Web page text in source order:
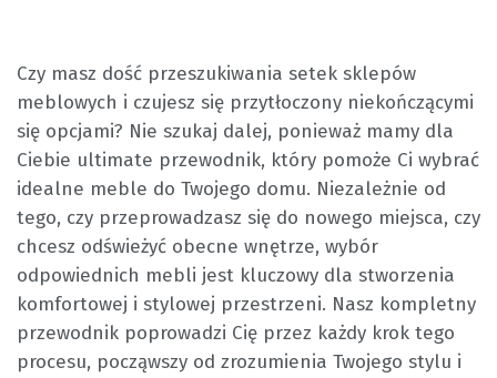
Czy masz dość przeszukiwania setek sklepów
meblowych i czujesz się przytłoczony niekończącymi
się opcjami? Nie szukaj dalej, ponieważ mamy dla
Ciebie ultimate przewodnik, który pomoże Ci wybrać
idealne meble do Twojego domu. Niezależnie od
tego, czy przeprowadzasz się do nowego miejsca, czy
chcesz odświeżyć obecne wnętrze, wybór
odpowiednich mebli jest kluczowy dla stworzenia
komfortowej i stylowej przestrzeni. Nasz kompletny
przewodnik poprowadzi Cię przez każdy krok tego
procesu, począwszy od zrozumienia Twojego stylu i